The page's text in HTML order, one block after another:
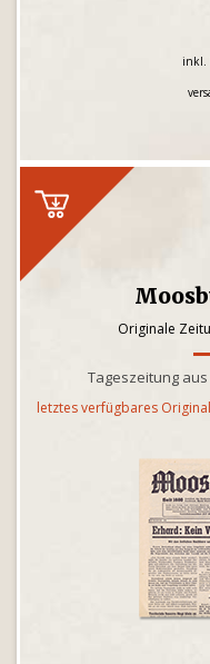
inkl.
Originale
Tageszeitung
letztes verfügbares